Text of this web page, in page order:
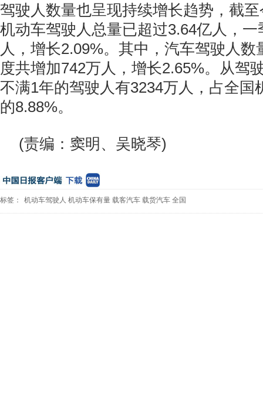
驾驶人数量也呈现持续增长趋势，截
机动车驾驶人总量已超过3.64亿人，
人，增长2.09%。其中，汽车驾驶人数
度共增加742万人，增长2.65%。从驾
不满1年的驾驶人有3234万人，占全国
的8.88%。
(责编：窦明、吴晓琴)
标签： 机动车驾驶人 机动车保有量 载客汽车 载货汽车 全国